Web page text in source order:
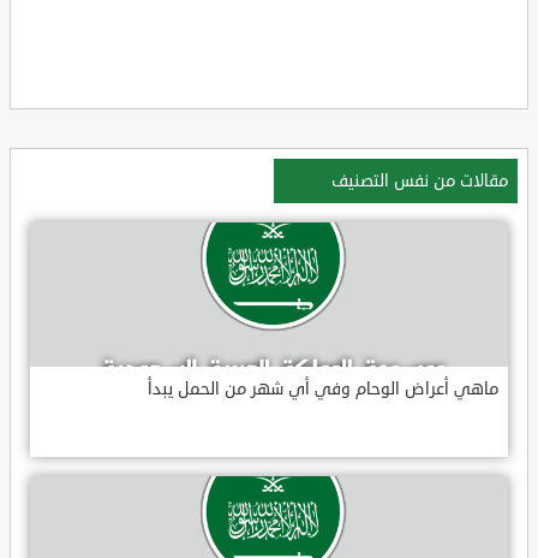
مقالات من نفس التصنيف
ماهي أعراض الوحام وفي أي شهر من الحمل يبدأ